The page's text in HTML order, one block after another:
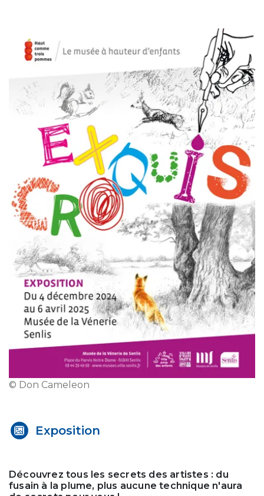
© Don Cameleon
Exposition
Découvrez tous les secrets des artistes : du
fusain à la plume, plus aucune technique n'aura